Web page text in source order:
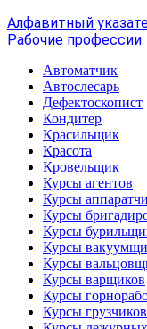
Алфавитный
Рабочие профессии
Автоматчик
Автослесарь
Дефектоскопист
Кондитер
Красильщик
Красота
Кровельщик
Курсы агентов
Курсы
Курсы
Курсы
Курсы
Курсы
Курсы варщиков
Курсы
Курсы грузчиков